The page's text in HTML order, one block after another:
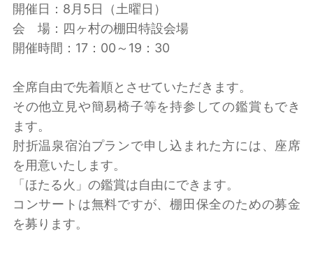
開催日：8月5日（土曜日）
会 場：四ヶ村の棚田特設会場
開催時間：17：00～19：30
全席自由で先着順とさせていただきます。
その他立見や簡易椅子等を持参しての鑑賞もでき
ます。
肘折温泉宿泊プランで申し込まれた方には、座席
を用意いたします。
「ほたる火」の鑑賞は自由にできます。
コンサートは無料ですが、棚田保全のための募金
を募ります。